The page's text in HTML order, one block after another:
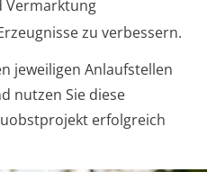
Vermarktung
zu verbessern.
jeweiligen Anlaufstellen
nutzen Sie diese
erfolgreich